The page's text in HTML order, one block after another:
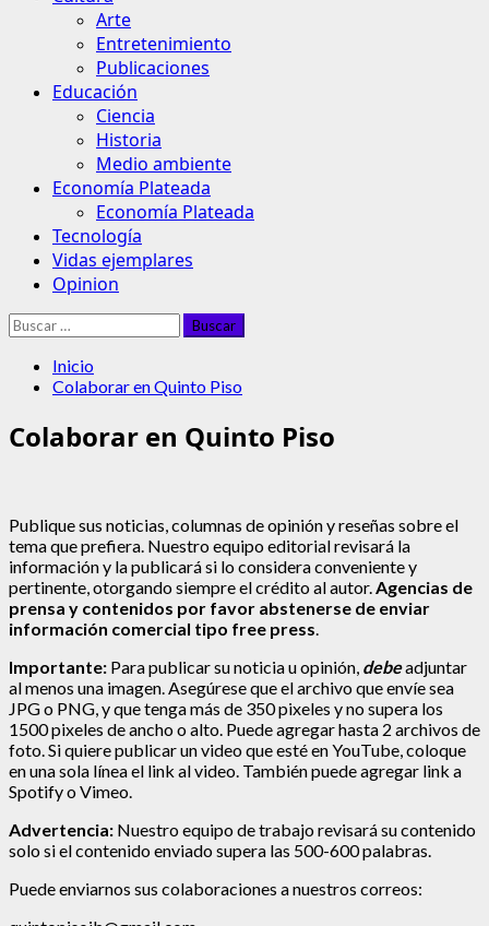
Arte
Entretenimiento
Publicaciones
Educación
Ciencia
Historia
Medio ambiente
Economía Plateada
Economía Plateada
Tecnología
Vidas ejemplares
Opinion
Buscar:
Inicio
Colaborar en Quinto Piso
Colaborar en Quinto Piso
Publique sus noticias, columnas de opinión y reseñas sobre el
tema que prefiera. Nuestro equipo editorial revisará la
información y la publicará si lo considera conveniente y
pertinente, otorgando siempre el crédito al autor.Agencias de
prensa y contenidos por favor abstenerse de enviar
información comercial tipo free press.
Importante: Para publicar su noticia u opinión, debeadjuntar
al menos una imagen. Asegúrese que el archivo que envíe sea
JPG o PNG, y que tenga más de 350 pixeles y no supera los
1500 pixeles de ancho o alto. Puede agregar hasta 2 archivos de
foto. Si quiere publicar un video que esté en YouTube, coloque
en una sola línea el link al video. También puede agregar link a
Spotify o Vimeo.
Advertencia: Nuestro equipo de trabajo revisará su contenido
solo si el contenido enviado supera las 500-600 palabras.
Puede enviarnos sus colaboraciones a nuestros correos: